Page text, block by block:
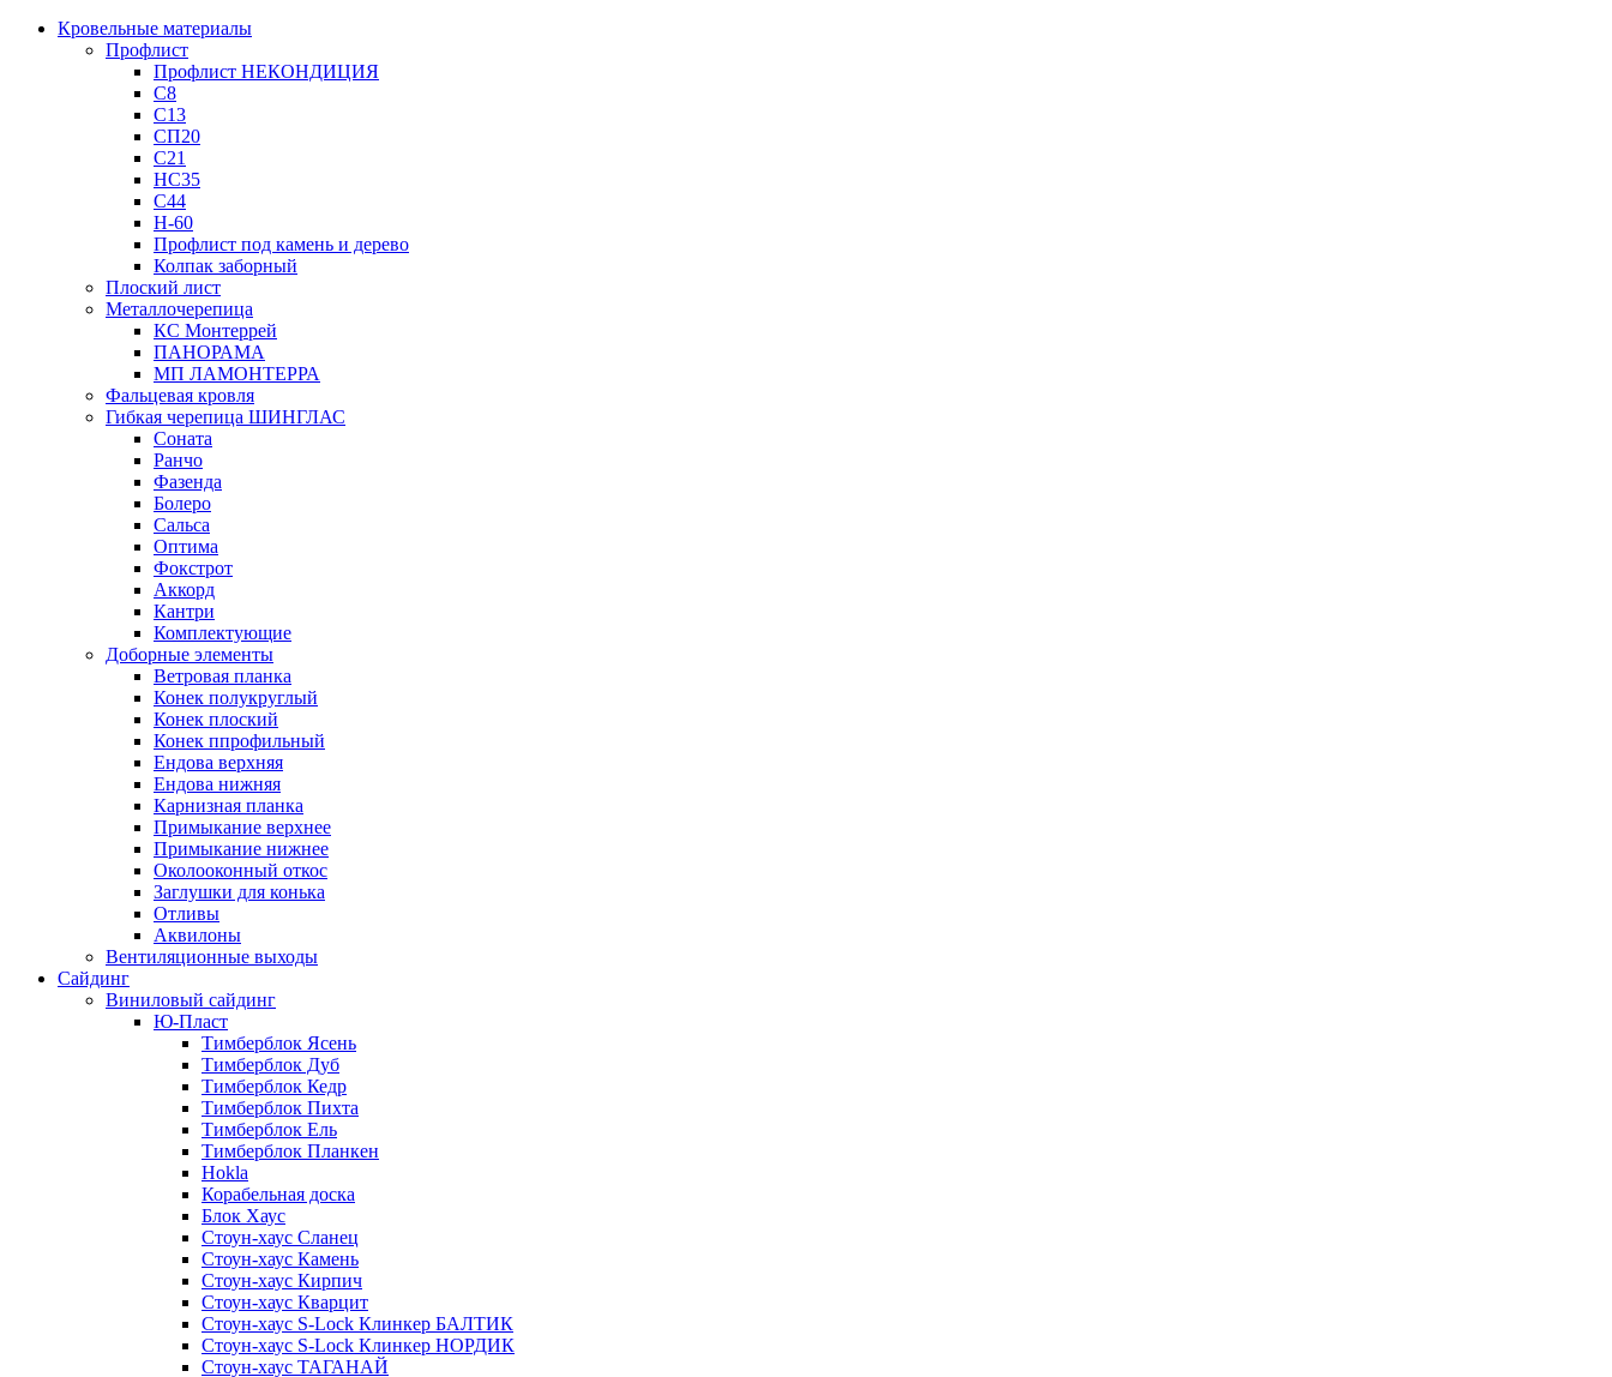
Кровельные материалы
Профлист
Профлист НЕКОНДИЦИЯ
С8
С13
СП20
С21
НС35
С44
Н-60
Профлист под камень и дерево
Колпак заборный
Плоский лист
Металлочерепица
КС Монтеррей
ПАНОРАМА
МП ЛАМОНТЕРРА
Фальцевая кровля
Гибкая черепица ШИНГЛАС
Соната
Ранчо
Фазенда
Болеро
Сальса
Оптима
Фокстрот
Аккорд
Кантри
Комплектующие
Доборные элементы
Ветровая планка
Конек полукруглый
Конек плоский
Конек ппрофильный
Ендова верхняя
Ендова нижняя
Карнизная планка
Примыкание верхнее
Примыкание нижнее
Околооконный откос
Заглушки для конька
Отливы
Аквилоны
Вентиляционные выходы
Сайдинг
Виниловый сайдинг
Ю-Пласт
Тимберблок Ясень
Тимберблок Дуб
Тимберблок Кедр
Тимберблок Пихта
Тимберблок Ель
Тимберблок Планкен
Hokla
Корабельная доска
Блок Хаус
Стоун-хаус Сланец
Стоун-хаус Камень
Стоун-хаус Кирпич
Стоун-хаус Кварцит
Стоун-хаус S-Lock Клинкер БАЛТИК
Стоун-хаус S-Lock Клинкер НОРДИК
Стоун-хаус ТАГАНАЙ